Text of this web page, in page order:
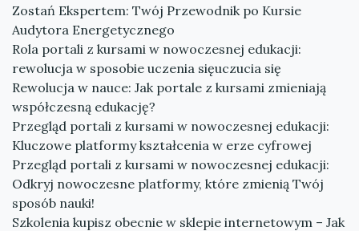
Zostań Ekspertem: Twój Przewodnik po Kursie
Audytora Energetycznego
Rola portali z kursami w nowoczesnej edukacji:
rewolucja w sposobie uczenia sięuczucia się
Rewolucja w nauce: Jak portale z kursami zmieniają
współczesną edukację?
Przegląd portali z kursami w nowoczesnej edukacji:
Kluczowe platformy kształcenia w erze cyfrowej
Przegląd portali z kursami w nowoczesnej edukacji:
Odkryj nowoczesne platformy, które zmienią Twój
sposób nauki!
Szkolenia kupisz obecnie w sklepie internetowym – Jak